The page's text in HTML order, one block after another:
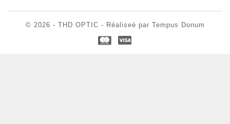
© 2026 - THD OPTIC - Réaliseé par Tempus Donum